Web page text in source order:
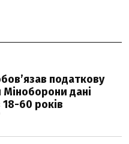
податкову
дані
18-60 років